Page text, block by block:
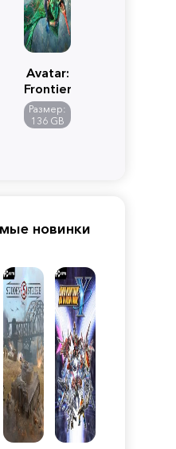
Avatar:
Frontiers
of
Pandora
Размер:
136 GB
новинки